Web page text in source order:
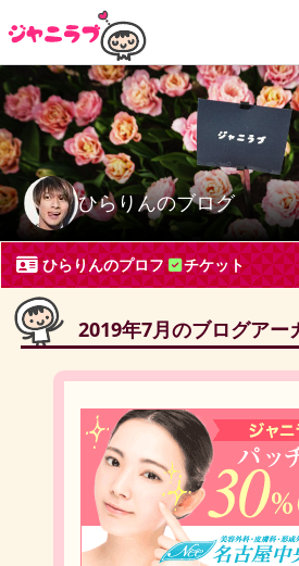
ひらりんのブログ
ひらりんのプロフ チケット
ひらりん
King & Prince, SixTONES, Snow
平野君筆頭にキンプリ大好きです。も
近スノストのライブにも行きたいです
す。Number_i仲間も募集中です！
ブログ投稿 22
フォロー 0 フォロ
2019年7月のブログアー